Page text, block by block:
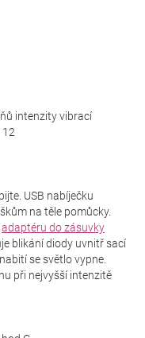
intenzity vibrací
12
USB nabíječku
na těle pomůcky.
adaptéru do zásuvky
blikání diody uvnitř sací
se světlo vypne.
při nejvyšší intenzitě